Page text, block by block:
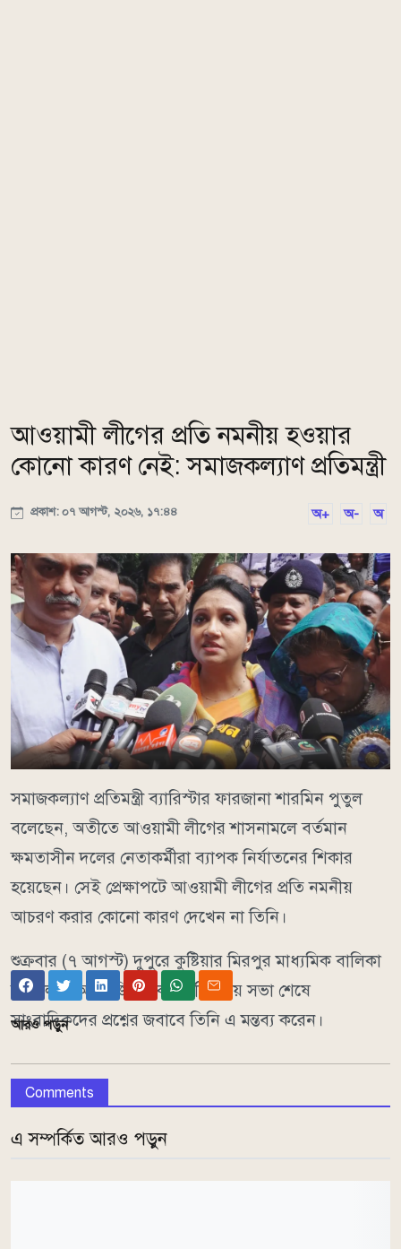
আওয়ামী লীগের প্রতি নমনীয় হওয়ার
কোনো কারণ নেই: সমাজকল্যাণ প্রতিমন্ত্রী
প্রকাশ: ০৭ আগস্ট, ২০২৬, ১৭:৪৪ অ+ অ- অ
সমাজকল্যাণ প্রতিমন্ত্রী ব্যারিস্টার ফারজানা শারমিন পুতুল
বলেছেন, অতীতে আওয়ামী লীগের শাসনামলে বর্তমান
ক্ষমতাসীন দলের নেতাকর্মীরা ব্যাপক নির্যাতনের শিকার
হয়েছেন। সেই প্রেক্ষাপটে আওয়ামী লীগের প্রতি নমনীয়
আচরণ করার কোনো কারণ দেখেন না তিনি।
শুক্রবার (৭ আগস্ট) দুপুরে কুষ্টিয়ার মিরপুর মাধ্যমিক বালিকা
বিদ্যালয়ে আয়োজিত এক মতবিনিময় সভা শেষে
সাংবাদিকদের প্রশ্নের জবাবে তিনি এ মন্তব্য করেন।
আরও পড়ুন
Comments
এ সম্পর্কিত আরও পড়ুন